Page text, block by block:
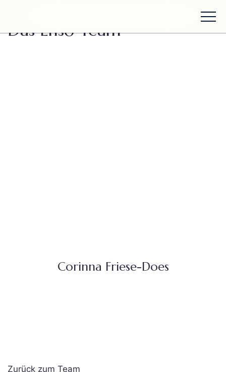
Das Ensō Team
Corinna Friese-Does
Zurück zum Team